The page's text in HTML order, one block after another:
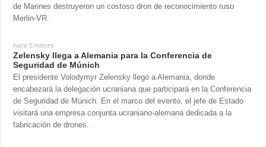
de Marines destruyeron un costoso dron de reconocimiento ruso
Merlin-VR.
hace 5 meses
Zelensky llega a Alemania para la Conferencia de
Seguridad de Múnich
El presidente Volodymyr Zelensky llegó a Alemania, donde
encabezará la delegación ucraniana que participará en la Conferencia
de Seguridad de Múnich. En el marco del evento, el jefe de Estado
visitará una empresa conjunta ucraniano-alemana dedicada a la
fabricación de drones.